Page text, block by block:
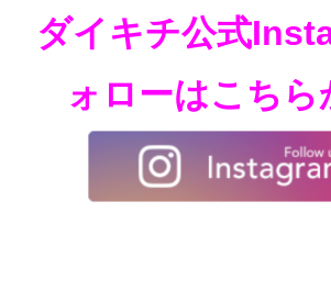
ダイキチ公式
ォローはこち